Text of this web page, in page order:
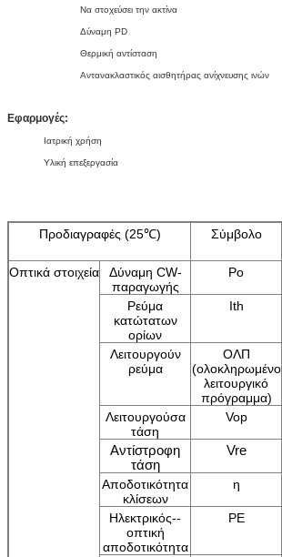
Να στοχεύσει την ακτίνα
Δύναμη PD
Θερμική αντίσταση
Αντανακλαστικός αισθητήρας ανίχνευσης ινών
Εφαρμογές:
Ιατρική χρήση
Υλική επεξεργασία
Προδιαγραφές (25℃) Σύμβολο
Οπτικά στοιχεία
Δύναμη CW-
παραγωγής
Po
Ρεύμα
κατώτατων
ορίων
Ith
Λειτουργούν
ρεύμα
ΟΛΠ
(ολοκληρωμένο
λειτουργικό
πρόγραμμα)
Λειτουργούσα
τάση
Vop
Αντίστροφη
τάση
Vre
Αποδοτικότητα
κλίσεων
η
Ηλεκτρικός--
οπτική
αποδοτικότητα
PE